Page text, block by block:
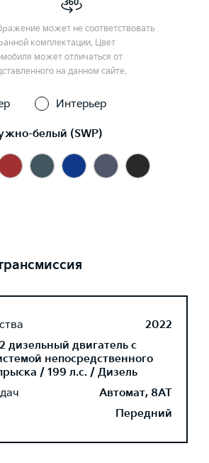
может не соответствовать
комплектации. Цвет
может отличаться от
на данном сайте.
Интерьер
белый (SWP)
2022
дизельный двигатель с
непосредственного
/ 199 л.с. / Дизель
Автомат, 8AT
Передний